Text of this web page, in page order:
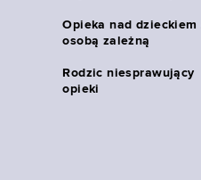
Opieka nad dzieckiem
osobą zależną
Rodzic niesprawujący
opieki